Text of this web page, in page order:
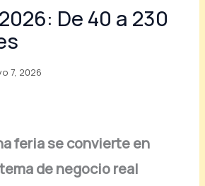
De 40 a 230
7, 2026
feria se convierte en
de negocio real